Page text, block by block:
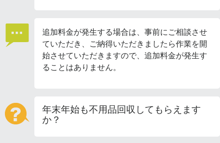
追加料金が発生する場合は、事前にご相談させ
ていただき、ご納得いただきましたら作業を開
始させていただきますので、追加料金が発生す
ることはありません。
年末年始も不用品回収してもらえます
か？